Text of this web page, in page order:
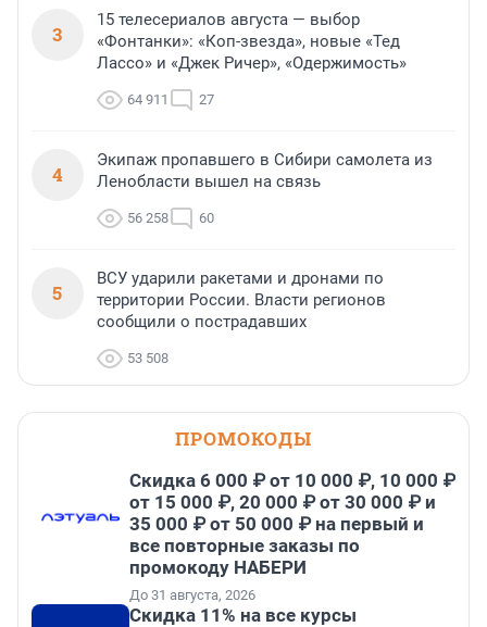
3
15 телесериалов августа — выбор
«Фонтанки»: «Коп-звезда», новые «Тед
Лассо» и «Джек Ричер», «Одержимость»
64 911 27
4
Экипаж пропавшего в Сибири самолета из
Ленобласти вышел на связь
56 258 60
5
ВСУ ударили ракетами и дронами по
территории России. Власти регионов
сообщили о пострадавших
53 508
ПРОМОКОДЫ
Скидка 6 000 ₽ от 10 000 ₽, 10 000 ₽
от 15 000 ₽, 20 000 ₽ от 30 000 ₽ и
35 000 ₽ от 50 000 ₽ на первый и
все повторные заказы по
промокоду НАБЕРИ
До 31 августа, 2026
Скидка 11% на все курсы